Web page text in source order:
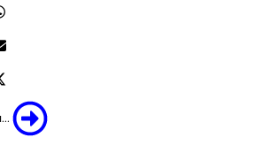
Seuraava